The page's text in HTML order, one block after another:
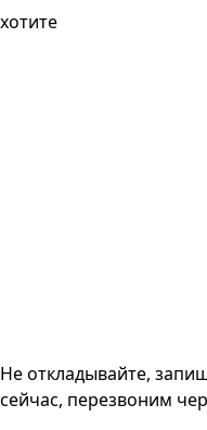
хотите
Не откладывайте,
сейчас, перезвоним